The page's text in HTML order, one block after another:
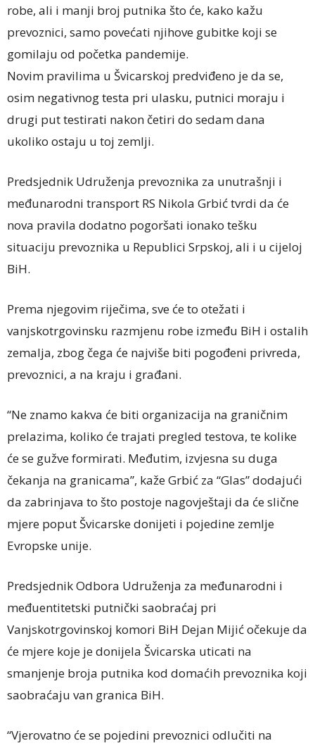
robe, ali i manji broj putnika što će, kako kažu
prevoznici, samo povećati njihove gubitke koji se
gomilaju od početka pandemije.
Novim pravilima u Švicarskoj predviđeno je da se,
osim negativnog testa pri ulasku, putnici moraju i
drugi put testirati nakon četiri do sedam dana
ukoliko ostaju u toj zemlji.
Predsjednik Udruženja prevoznika za unutrašnji i
međunarodni transport RS Nikola Grbić tvrdi da će
nova pravila dodatno pogoršati ionako tešku
situaciju prevoznika u Republici Srpskoj, ali i u cijeloj
BiH.
Prema njegovim riječima, sve će to otežati i
vanjskotrgovinsku razmjenu robe između BiH i ostalih
zemalja, zbog čega će najviše biti pogođeni privreda,
prevoznici, a na kraju i građani.
“Ne znamo kakva će biti organizacija na graničnim
prelazima, koliko će trajati pregled testova, te kolike
će se gužve formirati. Međutim, izvjesna su duga
čekanja na granicama”, kaže Grbić za “Glas” dodajući
da zabrinjava to što postoje nagovještaji da će slične
mjere poput Švicarske donijeti i pojedine zemlje
Evropske unije.
Predsjednik Odbora Udruženja za međunarodni i
međuentitetski putnički saobraćaj pri
Vanjskotrgovinskoj komori BiH Dejan Mijić očekuje da
će mjere koje je donijela Švicarska uticati na
smanjenje broja putnika kod domaćih prevoznika koji
saobraćaju van granica BiH.
“Vjerovatno će se pojedini prevoznici odlučiti na